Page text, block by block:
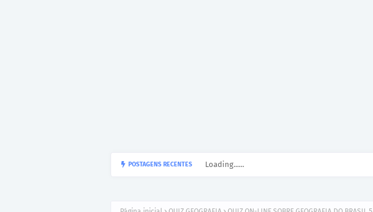
POSTAGENS RECENTES Loading......